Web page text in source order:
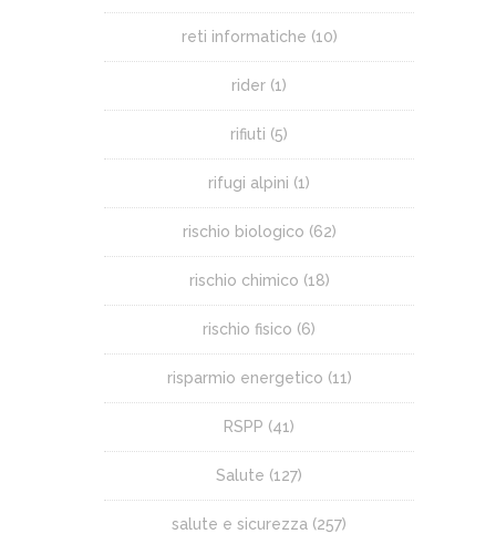
reti informatiche (10)
rider (1)
rifiuti (5)
rifugi alpini (1)
rischio biologico (62)
rischio chimico (18)
rischio fisico (6)
risparmio energetico (11)
RSPP (41)
Salute (127)
salute e sicurezza (257)